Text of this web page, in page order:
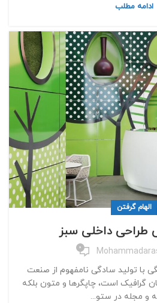
ادامه مطلب
الهام گرفتن
طراحی داخلی سبز
0
با تولید سادگی نامفهوم از صنعت
گرافیک است، چاپگرها و متون بلکه
و مجله در ستو...